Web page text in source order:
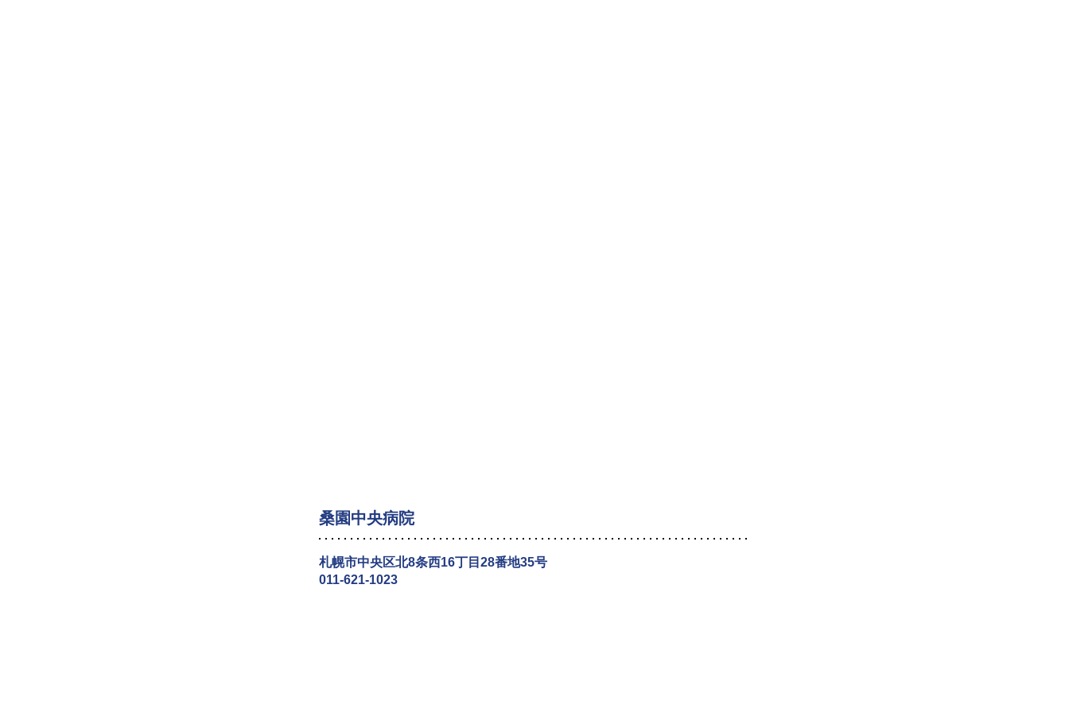
桑園中央病院
札幌市中央区北8条西16丁目28番地35号
011-621-1023